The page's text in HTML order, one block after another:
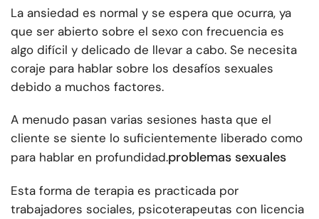
La ansiedad es normal y se espera que ocurra, ya
que ser abierto sobre el sexo con frecuencia es
algo difícil y delicado de llevar a cabo. Se necesita
coraje para hablar sobre los desafíos sexuales
debido a muchos factores.
A menudo pasan varias sesiones hasta que el
cliente se siente lo suficientemente liberado como
para hablar en profundidad.problemas sexuales
Esta forma de terapia es practicada por
trabajadores sociales, psicoterapeutas con licencia